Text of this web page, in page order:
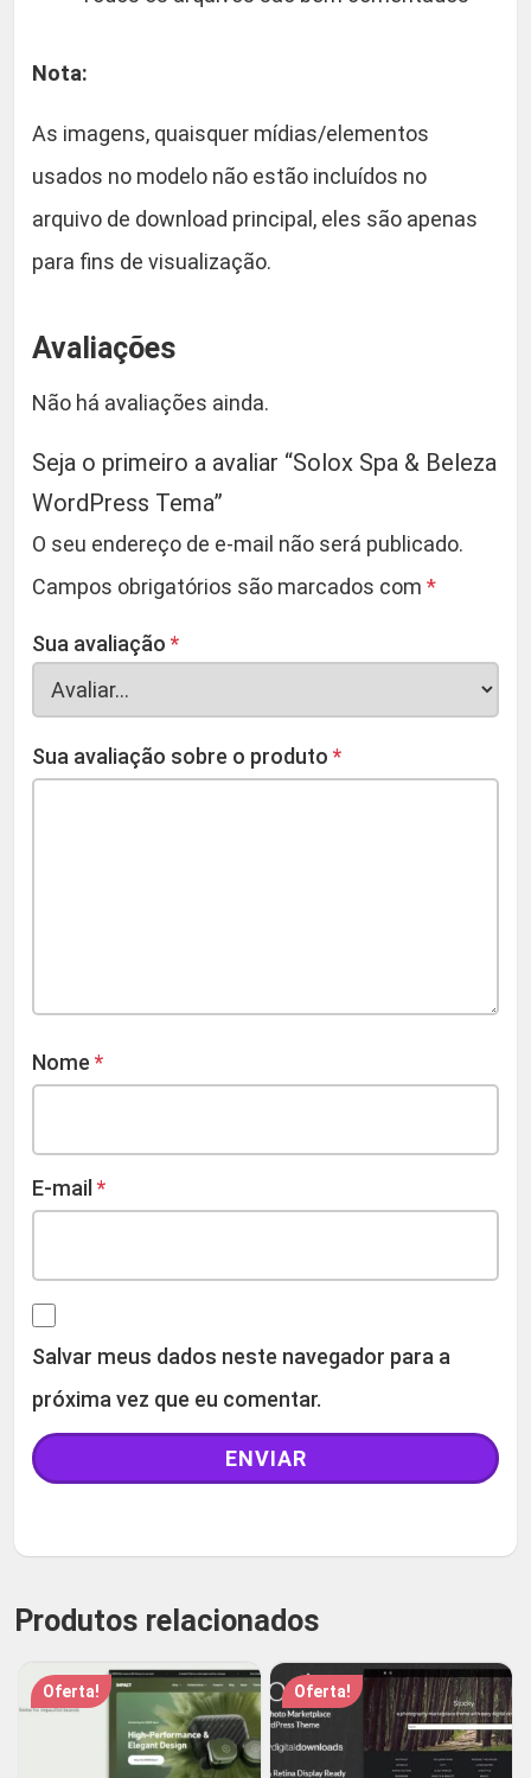
Nota:
As imagens, quaisquer mídias/elementos
usados no modelo não estão incluídos no
arquivo de download principal, eles são apenas
para fins de visualização.
Avaliações
Não há avaliações ainda.
Seja o primeiro a avaliar “Solox Spa & Beleza
WordPress Tema”
O seu endereço de e-mail não será publicado.
Campos obrigatórios são marcados com *
Sua avaliação *
Sua avaliação sobre o produto *
Nome *
E-mail *
Salvar meus dados neste navegador para a
próxima vez que eu comentar.
Produtos relacionados
Oferta! Oferta!